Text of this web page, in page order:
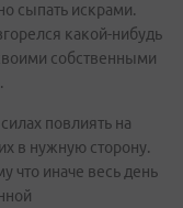
сыпать искрами.
какой-нибудь
собственными
повлиять на
в нужную сторону.
что иначе весь день